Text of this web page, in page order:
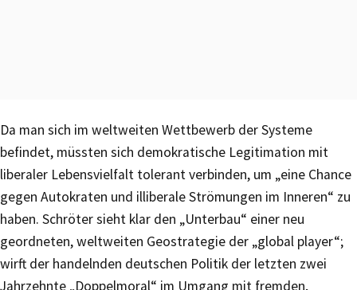
Da man sich im weltweiten Wettbewerb der Systeme
befindet, müssten sich demokratische Legitimation mit
liberaler Lebensvielfalt tolerant verbinden, um „eine Chance
gegen Autokraten und illiberale Strömungen im Inneren“ zu
haben. Schröter sieht klar den „Unterbau“ einer neu
geordneten, weltweiten Geostrategie der „global player“;
wirft der handelnden deutschen Politik der letzten zwei
Jahrzehnte „Doppelmoral“ im Umgang mit fremden,